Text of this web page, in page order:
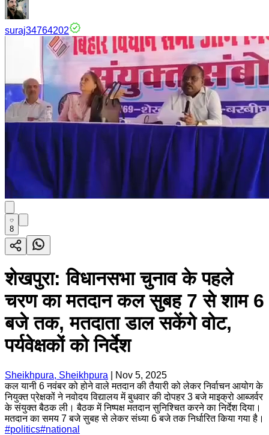
suraj34764202
8
शेखपुरा: विधानसभा चुनाव के पहले
चरण का मतदान कल सुबह 7 से शाम 6
बजे तक, मतदाता डाल सकेंगे वोट,
पर्यवेक्षकों को निर्देश
Sheikhpura, Sheikhpura
Nov 5, 2025
कल यानी 6 नवंबर को होने वाले मतदान की तैयारी को लेकर निर्वाचन आयोग के
नियुक्त प्रेक्षकों ने नवोदय विद्यालय में बुधवार की दोपहर 3 बजे माइक्रो आब्जर्वर
के संयुक्त बैठक ली। बैठक में निष्पक्ष मतदान सुनिश्चित करने का निर्देश दिया।
मतदान का समय 7 बजे सुबह से लेकर संध्या 6 बजे तक निर्धारित किया गया है।
#politics#national